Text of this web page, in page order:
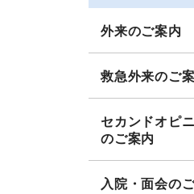
外来のご案内
救急外来のご
セカンドオピ
のご案内
入院・面会の